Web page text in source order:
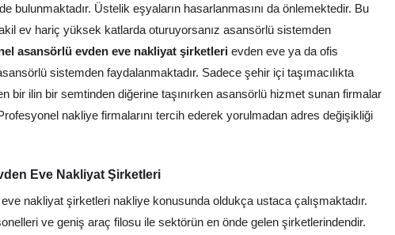
bulunmaktadır. Üstelik eşyaların hasarlanmasını da önlemektedir. Bu
ev hariç yüksek katlarda oturuyorsanız asansörlü sistemden
asansörlü evden eve nakliyat şirketleri evden eve ya da ofis
sistemden faydalanmaktadır. Sadece şehir içi taşımacılıkta
bir ilin bir semtinden diğerine taşınırken asansörlü hizmet sunan firmalar
nakliye firmalarını tercih ederek yorulmadan adres değişikliği
Eve Nakliyat Şirketleri
nakliyat şirketleri nakliye konusunda oldukça ustaca çalışmaktadır.
ve geniş araç filosu ile sektörün en önde gelen şirketlerindendir.